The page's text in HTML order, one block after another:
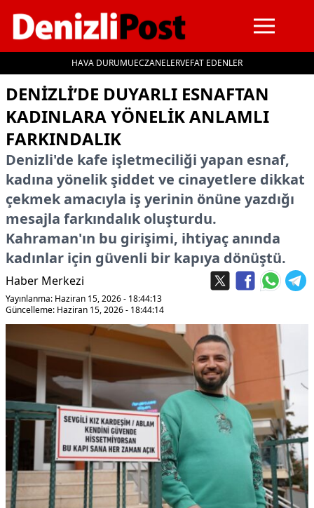
HAVA DURUMUECZANELERVEFAT EDENLER
İçeriğe geç
DENIZLI’DE DUYARLI ESNAFTAN
KADINLARA YÖNELIK ANLAMLI
FARKINDALIK
Denizli'de kafe işletmeciliği yapan esnaf,
kadına yönelik şiddet ve cinayetlere dikkat
çekmek amacıyla iş yerinin önüne yazdığı
mesajla farkındalık oluşturdu.
Kahraman'ın bu girişimi, ihtiyaç anında
kadınlar için güvenli bir kapıya dönüştü.
Haber Merkezi
Yayınlanma: Haziran 15, 2026 - 18:44:13
Güncelleme: Haziran 15, 2026 - 18:44:14